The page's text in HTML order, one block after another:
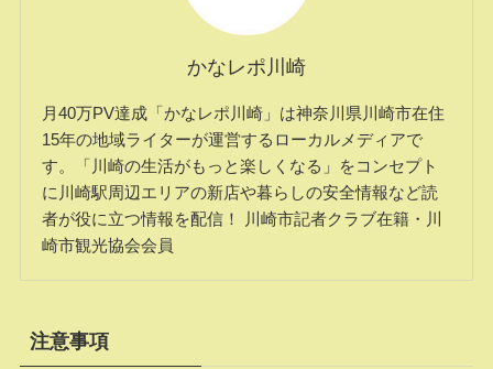
かなレポ川崎
月40万PV達成「かなレポ川崎」は神奈川県川崎市在住
15年の地域ライターが運営するローカルメディアで
す。「川崎の生活がもっと楽しくなる」をコンセプト
に川崎駅周辺エリアの新店や暮らしの安全情報など読
者が役に立つ情報を配信！ 川崎市記者クラブ在籍・川
崎市観光協会会員
注意事項